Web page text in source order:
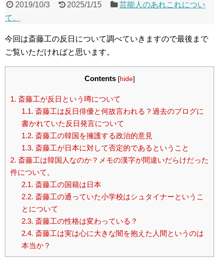
2019/10/3 2025/1/15
芸能人のあれこれについ
て。
今回は斎藤工の反日について調べていきますので最後まで
ご覧いただければと思います。
Contents [hide]
1. 斎藤工が反日という噂について
1.1. 斎藤工は反日俳優と何故言われる？過去のブログに
書かれていた反日発言について
1.2. 斎藤工の韓国を擁護する政治的意見
1.3. 斎藤工が日本に対して否定的であるということ
2. 斎藤工は韓国人なのか？メモの漢字が間違いだらけだった
件について。
2.1. 斎藤工の国籍は日本
2.2. 斎藤工の通っていた小学校はシュタイナーというこ
とについて
2.3. 斎藤工の性格は変わっている？
2.4. 斎藤工は実は心に大きな闇を抱えた人間というのは
本当か？